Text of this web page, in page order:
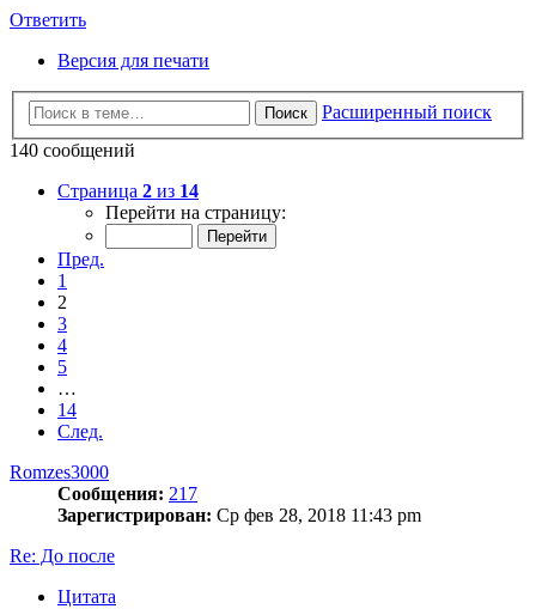
Ответить
Версия для печати
Поиск
Расширенный поиск
140 сообщений
Страница 2 из 14
Перейти на страницу:
Пред.
1
2
3
4
5
…
14
След.
Romzes3000
Сообщения: 217
Зарегистрирован: Ср фев 28, 2018 11:43 pm
Re: До после
Цитата